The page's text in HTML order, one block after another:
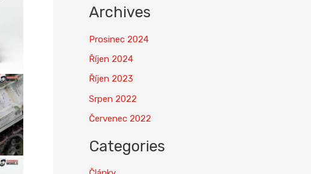
Archives
Prosinec 2024
Říjen 2024
Říjen 2023
Srpen 2022
Červenec 2022
Categories